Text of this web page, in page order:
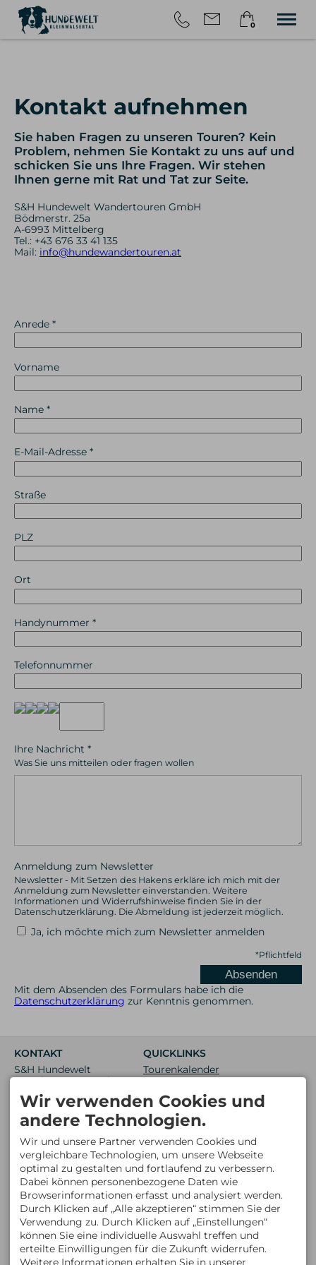
ÜBER UNS
KONTAKT
0
Kontakt aufnehmen
Sie haben Fragen zu unseren Touren? Kein
Problem, nehmen Sie Kontakt zu uns auf und
schicken Sie uns Ihre Fragen. Wir stehen
Ihnen gerne mit Rat und Tat zur Seite.
S&H Hundewelt Wandertouren GmbH
Bödmerstr. 25a
A-6993 Mittelberg
Tel.: +43 676 33 41 135
Mail: info@hundewandertouren.at
Anrede *
Vorname
Name *
E-Mail-Adresse *
Straße
PLZ
Ort
Handynummer *
Telefonnummer
Ihre Nachricht *
Was Sie uns mitteilen oder fragen wollen
Anmeldung zum Newsletter
Newsletter - Mit Setzen des Hakens erkläre ich mich mit der
Anmeldung zum Newsletter einverstanden. Weitere
Informationen und Widerrufshinweise finden Sie in der
Datenschutzerklärung. Die Abmeldung ist jederzeit möglich.
Ja, ich möchte mich zum Newsletter anmelden
*Pflichtfeld
Mit dem Absenden des Formulars habe ich die
Datenschutzerklärung zur Kenntnis genommen.
KONTAKT
S&H Hundewelt
Wandertouren GmbH
Bödmerstraße 25a
6993 Mittelberg
ÖSTERREICH
Mobil: +43 6763 341135
info@hundewandertouren.at
QUICKLINKS
Tourenkalender
Restplätze
Newsletter
BÜROZEITEN
Mo : 10:00 - 12:00 Uhr
15:00 - 18:00 Uhr
Di : 15:00 - 18:00 Uhr
Mi + Do : 10:00 - 12:00 Uhr
Facebook
Instagram
Whats App
Wir verwenden Cookies und
andere Technologien.
Wir und unsere Partner verwenden Cookies und
vergleichbare Technologien, um unsere Webseite
optimal zu gestalten und fortlaufend zu verbessern.
Dabei können personenbezogene Daten wie
Browserinformationen erfasst und analysiert werden.
Durch Klicken auf „Alle akzeptieren“ stimmen Sie der
Verwendung zu. Durch Klicken auf „Einstellungen“
können Sie eine individuelle Auswahl treffen und
erteilte Einwilligungen für die Zukunft widerrufen.
Weitere Informationen erhalten Sie in unserer